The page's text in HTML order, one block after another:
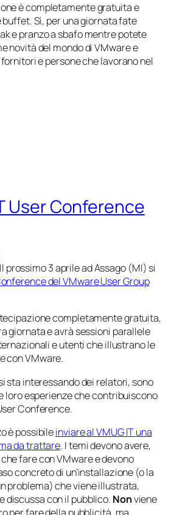
è completamente gratuita e
buffet. Sì, per una giornata fate
e pranzo a sbafo mentre potete
novità del mondo di VMware e
e persone che lavorano nel
User Conference
Il prossimo 3 aprile ad Assago (MI) si
del VMware User Group
completamente gratuita,
giornata e avrà sessioni parallele
e utenti che illustrano le
con VMware.
sta interessando dei relatori, sono
loro esperienze che contribuiscono
Conference.
è possibileinviare al VMUG IT una
da trattare. I temi devono avere,
fare con VMware e devono
concreto di un’installazione (o la
problema) che viene illustrata,
discussa con il pubblico. Nonviene